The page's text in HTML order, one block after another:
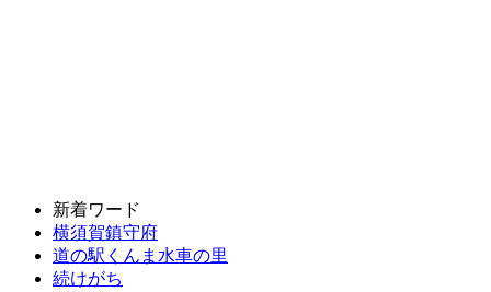
新着ワード
横須賀鎮守府
道の駅くんま水車の里
続けがち